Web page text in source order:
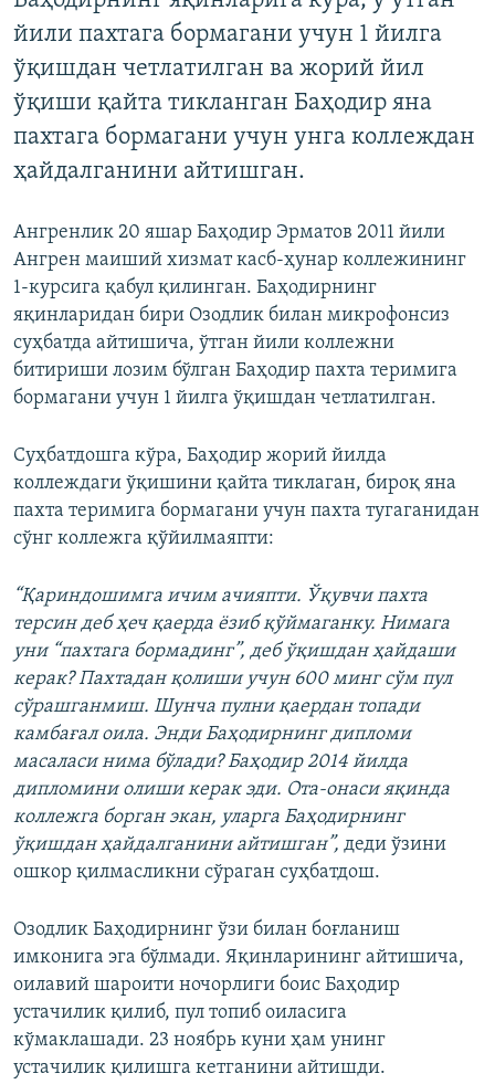
йили пахтага бормагани учун 1 йилга
ўқишдан четлатилган ва жорий йил
ўқиши қайта тикланган Баҳодир яна
пахтага бормагани учун унга коллеждан
ҳайдалганини айтишган.
Ангренлик 20 яшар Баҳодир Эрматов 2011 йили
Ангрен маиший хизмат касб-ҳунар коллежининг
1-курсига қабул қилинган. Баҳодирнинг
яқинларидан бири Озодлик билан микрофонсиз
суҳбатда айтишича, ўтган йили коллежни
битириши лозим бўлган Баҳодир пахта теримига
бормагани учун 1 йилга ўқишдан четлатилган.
Суҳбатдошга кўра, Баҳодир жорий йилда
коллеждаги ўқишини қайта тиклаган, бироқ яна
пахта теримига бормагани учун пахта тугаганидан
сўнг коллежга қўйилмаяпти:
“Қариндошимга ичим ачияпти. Ўқувчи пахта
терсин деб ҳеч қаерда ёзиб қўймаганку. Нимага
уни “пахтага бормадинг”, деб ўқишдан ҳайдаши
керак? Пахтадан қолиши учун 600 минг сўм пул
сўрашганмиш. Шунча пулни қаердан топади
камбағал оила. Энди Баҳодирнинг дипломи
масаласи нима бўлади? Баҳодир 2014 йилда
дипломини олиши керак эди. Ота-онаси яқинда
коллежга борган экан, уларга Баҳодирнинг
ўқишдан ҳайдалганини айтишган”, деди ўзини
ошкор қилмасликни сўраган суҳбатдош.
Озодлик Баҳодирнинг ўзи билан боғланиш
имконига эга бўлмади. Яқинларининг айтишича,
оилавий шароити ночорлиги боис Баҳодир
устачилик қилиб, пул топиб оиласига
кўмаклашади. 23 ноябрь куни ҳам унинг
устачилик қилишга кетганини айтишди.